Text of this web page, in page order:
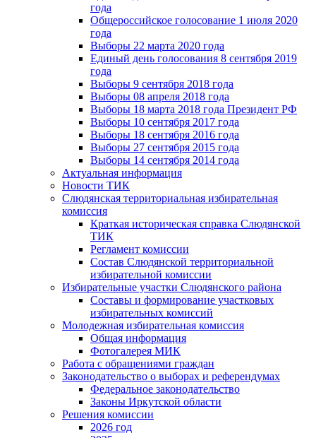
года
Общероссийское голосование 1 июля 2020
года
Выборы 22 марта 2020 года
Единый день голосования 8 сентября 2019
года
Выборы 9 сентября 2018 года
Выборы 08 апреля 2018 года
Выборы 18 марта 2018 года Президент РФ
Выборы 10 сентября 2017 года
Выборы 18 сентября 2016 года
Выборы 27 сентября 2015 года
Выборы 14 сентября 2014 года
Актуальная информация
Новости ТИК
Слюдянская территориальная избирательная
комиссия
Краткая историческая справка Слюдянской
ТИК
Регламент комиссии
Состав Слюдянской территориальной
избирательной комиссии
Избирательные участки Слюдянского района
Составы и формирование участковых
избирательных комиссий
Молодежная избирательная комиссия
Общая информация
Фотогалерея МИК
Работа с обращениями граждан
Законодательство о выборах и референдумах
Федеральное законодательство
Законы Иркутской области
Решения комиссии
2026 год